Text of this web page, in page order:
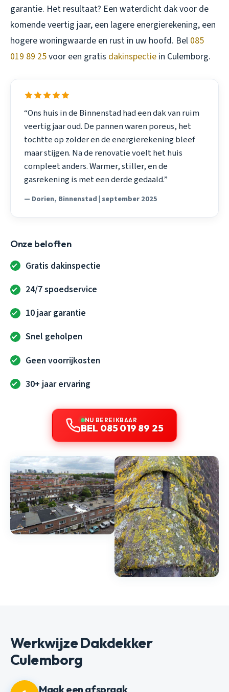
garantie. Het resultaat? Een waterdicht dak voor de
komende veertig jaar, een lagere energierekening, een
hogere woningwaarde en rust in uw hoofd. Bel 085
019 89 25voor een gratis dakinspectie in Culemborg.
“Ons huis in de Binnenstad had een dak van ruim
veertig jaar oud. De pannen waren poreus, het
tochtte op zolder en de energierekening bleef
maar stijgen. Na de renovatie voelt het huis
compleet anders. Warmer, stiller, en de
gasrekening is met een derde gedaald.”
— Dorien, Binnenstad | september 2025
Onze beloften
Gratis dakinspectie
24/7 spoedservice
10 jaar garantie
Snel geholpen
Geen voorrijkosten
30+ jaar ervaring
NU BEREIKBAAR
BEL 085 019 89 25
Werkwijze Dakdekker
Culemborg
Maak een afspraak